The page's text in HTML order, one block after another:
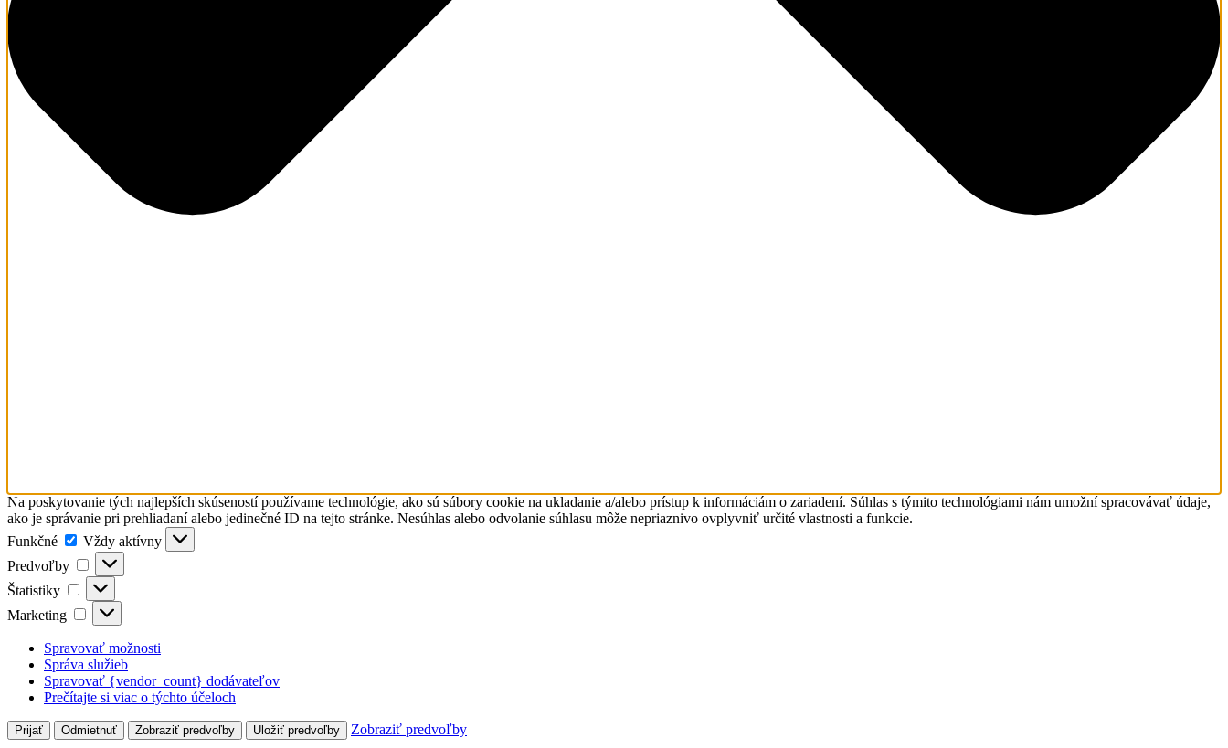
Na poskytovanie tých najlepších skúseností používame technológie, ako sú súbory cookie na ukladanie a/alebo prístup k informáciám o zariadení. Súhlas s týmito technológiami nám umožní spracovávať údaje,
ako je správanie pri prehliadaní alebo jedinečné ID na tejto stránke. Nesúhlas alebo odvolanie súhlasu môže nepriaznivo ovplyvniť určité vlastnosti a funkcie.
Funkčné
Funkčné
Vždy aktívny
Predvoľby
Predvoľby
Štatistiky Štatistiky
Marketing Marketing
Spravovať možnosti
Správa služieb
Spravovať {vendor_count} dodávateľov
Prečítajte si viac o týchto účeloch
Prijať Odmietnuť Zobraziť predvoľby Uložiť predvoľby Zobraziť predvoľby